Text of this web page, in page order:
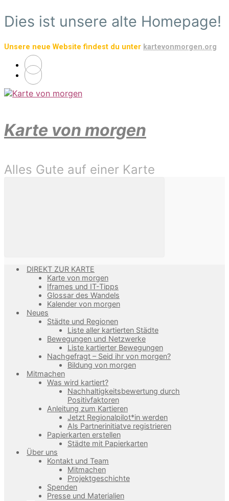
Zum
Hauptinhalt
Dies ist unsere alte Homepage!
Unsere neue Website findest du unter kartevonmorgen.org
Karte von morgen
Alles Gute auf einer Karte
DIREKT ZUR KARTE
Karte von morgen
Iframes und IT-Tipps
Glossar des Wandels
Kalender von morgen
Neues
Städte und Regionen
Liste aller kartierten Städte
Bewegungen und Netzwerke
Liste kartierter Bewegungen
Nachgefragt – Seid ihr von morgen?
Bildung von morgen
Mitmachen
Was wird kartiert?
Nachhaltigkeitsbewertung durch
Positivfaktoren
Anleitung zum Kartieren
Jetzt Regionalpilot*in werden
Als Partnerinitiatve registrieren
Papierkarten erstellen
Städte mit Papierkarten
Über uns
Kontakt und Team
Mitmachen
Projektgeschichte
Spenden
Presse und Materialien